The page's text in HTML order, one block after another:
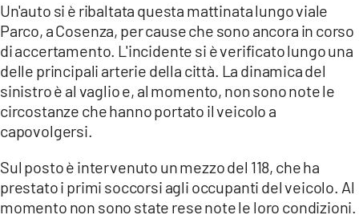
LACONAIR.IT
LACITYMAG.IT
ILREGGINO.IT
COSENZACHANNEL.IT
ILVIBONESE.IT
CATANZAROCHANNEL.IT
LACAPITALENEWS.IT
Un'auto si è ribaltata questa mattinata lungo viale
Parco, a Cosenza, per cause che sono ancora in corso
di accertamento. L'incidente si è verificato lungo una
delle principali arterie della città. La dinamica del
sinistro è al vaglio e, al momento, non sono note le
circostanze che hanno portato il veicolo a
capovolgersi.
Sul posto è intervenuto un mezzo del 118, che ha
prestato i primi soccorsi agli occupanti del veicolo. Al
momento non sono state rese note le loro condizioni.